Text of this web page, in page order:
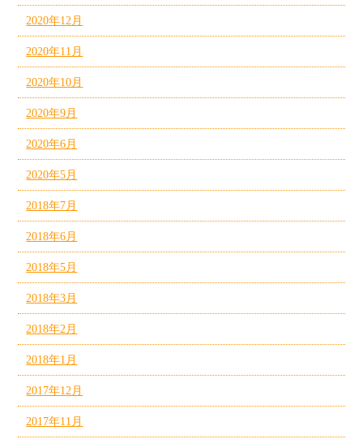
2020年12月
2020年11月
2020年10月
2020年9月
2020年6月
2020年5月
2018年7月
2018年6月
2018年5月
2018年3月
2018年2月
2018年1月
2017年12月
2017年11月